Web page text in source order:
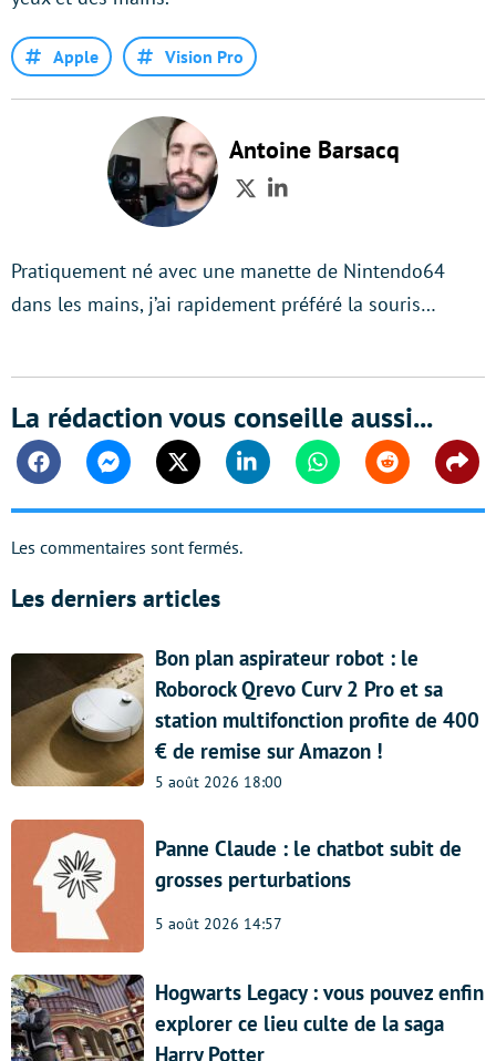
Apple Vision Pro
Antoine Barsacq
TwitterLinkedIn
Pratiquement né avec une manette de Nintendo64
dans les mains, j’ai rapidement préféré la souris…
La rédaction vous conseille aussi...
FacebookMessengerTwitter Linkedin WhatsappReddit
Les commentaires sont fermés.
Les derniers articles
Bon plan aspirateur robot : le
Roborock Qrevo Curv 2 Pro et sa
station multifonction profite de 400
€ de remise sur Amazon !
5 août 2026 18:00
Panne Claude : le chatbot subit de
grosses perturbations
5 août 2026 14:57
Hogwarts Legacy : vous pouvez enfin
explorer ce lieu culte de la saga
Harry Potter